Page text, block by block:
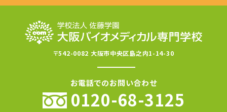
〒542-0082 大阪市中央区島之内1-14-30
お電話でのお問い合わせ
0120-68-3125